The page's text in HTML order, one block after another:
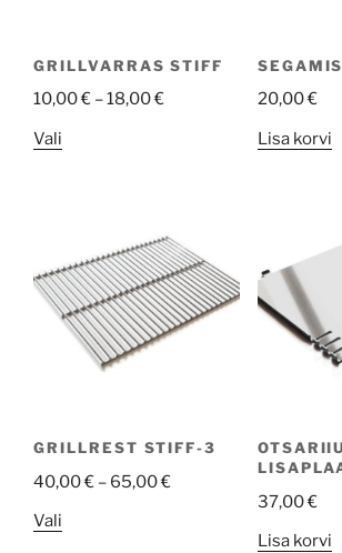
GRILLVARRAS STIFF
10,00€ –18,00€
Vali
variants.
The
options
may
be
chosen
product
page
20,00€
Lisa korvi
GRILLREST STIFF-3
40,00€ – 65,00€
Vali
37,00€
Lisa korvi